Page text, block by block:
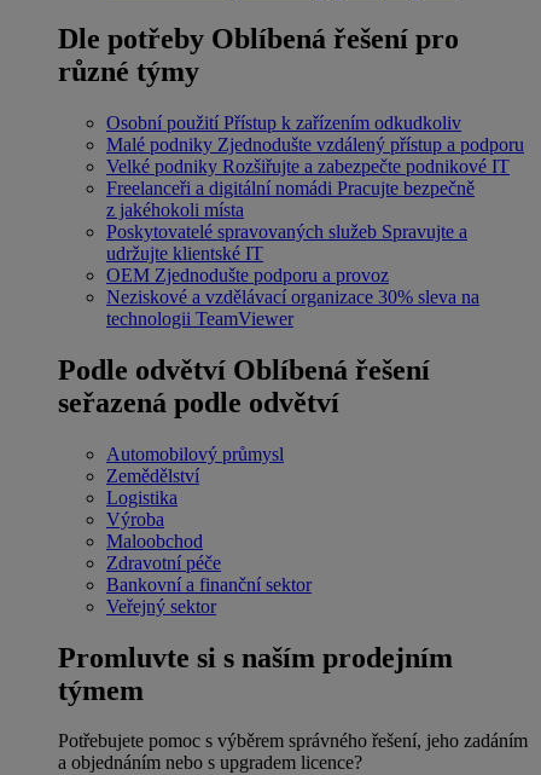
Dle potřeby Oblíbená řešení pro
různé týmy
Osobní použití Přístup k zařízením odkudkoliv
Malé podniky Zjednodušte vzdálený přístup a podporu
Velké podniky Rozšiřujte a zabezpečte podnikové IT
Freelanceři a digitální nomádi Pracujte bezpečně
z jakéhokoli místa
Poskytovatelé spravovaných služeb Spravujte a
udržujte klientské IT
OEM Zjednodušte podporu a provoz
Neziskové a vzdělávací organizace 30% sleva na
technologii TeamViewer
Podle odvětví Oblíbená řešení
seřazená podle odvětví
Automobilový průmysl
Zemědělství
Logistika
Výroba
Maloobchod
Zdravotní péče
Bankovní a finanční sektor
Veřejný sektor
Promluvte si s naším prodejním
týmem
Potřebujete pomoc s výběrem správného řešení, jeho zadáním
a objednáním nebo s upgradem licence?